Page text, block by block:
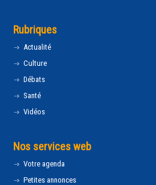
Rubriques
Actualité
Culture
Débats
Santé
Vidéos
Nos services web
Votre agenda
Petites annonces